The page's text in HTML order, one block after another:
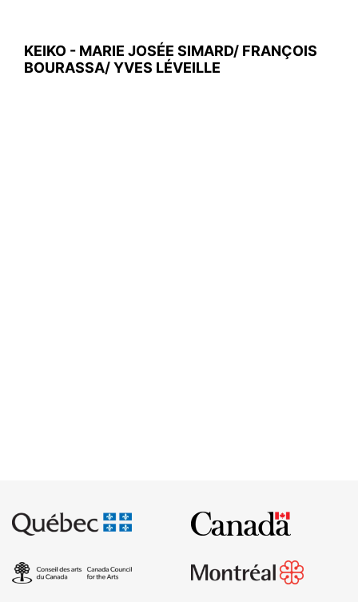
KEIKO - MARIE JOSÉE SIMARD/ FRANÇOIS
BOURASSA/ YVES LÉVEILLE